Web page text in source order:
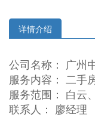
详情介绍
公司名称： 广州
服务内容： 二手
服务范围： 白云
联系人： 廖经理